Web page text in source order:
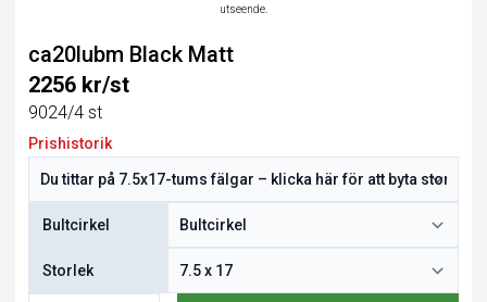
utseende.
ca20lubm Black Matt
2256 kr/st
9024/4 st
Prishistorik
Bultcirkel
Storlek